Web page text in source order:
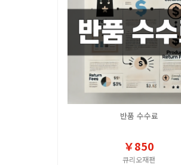
반품수수료
￥850
큐리오재팬